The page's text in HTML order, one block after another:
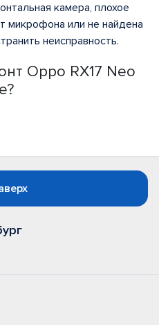
Oppo RX17 Neo
камера, плохое
микрофона или не найдена
неисправность.